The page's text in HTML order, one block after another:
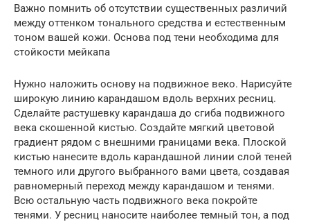
Важно помнить об отсутствии существенных различий
между оттенком тонального средства и естественным
тоном вашей кожи. Основа под тени необходима для
стойкости мейкапа
Нужно наложить основу на подвижное веко. Нарисуйте
широкую линию карандашом вдоль верхних ресниц.
Сделайте растушевку карандаша до сгиба подвижного
века скошенной кистью. Создайте мягкий цветовой
градиент рядом с внешними границами века. Плоской
кистью нанесите вдоль карандашной линии слой теней
темного или другого выбранного вами цвета, создавая
равномерный переход между карандашом и тенями.
Всю остальную часть подвижного века покройте
тенями. У ресниц наносите наиболее темный тон, а под